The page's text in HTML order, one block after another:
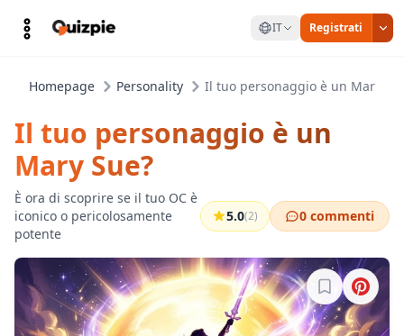
IT Registrati
Homepage Personality Il tuo personaggio è un Mary
Il tuo personaggio è un
Mary Sue?
È ora di scoprire se il tuo OC è
iconico o pericolosamente
potente
5.0(2) 0 commenti
Accedi per